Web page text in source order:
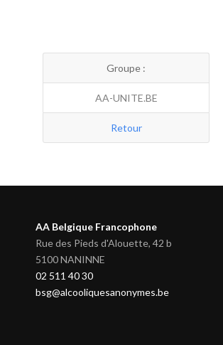
Groupe :
AA-UNITE.BE
Retour
AA Belgique Francophone
Rue des Pieds d'Alouette, 42 b
5100 NANINNE
02 511 40 30
bsg@alcooliquesanonymes.be